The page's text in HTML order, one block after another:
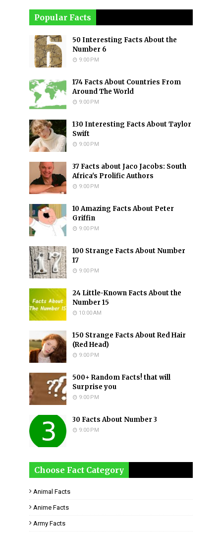
Popular Facts
50 Interesting Facts About the
Number 6
9:00 PM
174 Facts About Countries From
Around The World
9:00 PM
130 Interesting Facts About Taylor
Swift
9:00 PM
37 Facts about Jaco Jacobs: South
Africa's Prolific Authors
9:00 PM
10 Amazing Facts About Peter
Griffin
9:00 PM
100 Strange Facts About Number
17
9:00 PM
24 Little-Known Facts About the
Number 15
10:00 AM
150 Strange Facts About Red Hair
(Red Head)
9:00 PM
500+ Random Facts! that will
Surprise you
9:00 PM
30 Facts About Number 3
9:00 PM
Choose Fact Category
Animal Facts
Anime Facts
Army Facts